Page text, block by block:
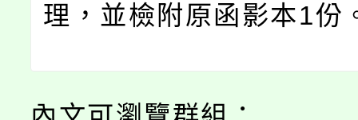
理，並檢附原函影本1份